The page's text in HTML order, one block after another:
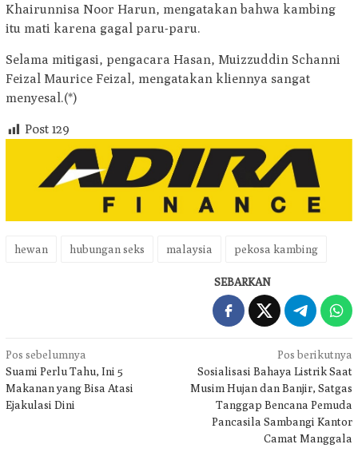
Khairunnisa Noor Harun, mengatakan bahwa kambing
itu mati karena gagal paru-paru.
Selama mitigasi, pengacara Hasan, Muizzuddin Schanni
Feizal Maurice Feizal, mengatakan kliennya sangat
menyesal.(*)
Post 129
hewan hubungan seks malaysia pekosa kambing
SEBARKAN
Navigasi
pos
Pos sebelumnya
Suami Perlu Tahu, Ini 5
Makanan yang Bisa Atasi
Ejakulasi Dini
Pos berikutnya
Sosialisasi Bahaya Listrik Saat
Musim Hujan dan Banjir, Satgas
Tanggap Bencana Pemuda
Pancasila Sambangi Kantor
Camat Manggala